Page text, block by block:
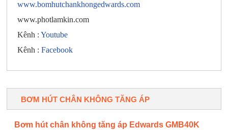
www.bomhutchankhongedwards.com
www.photlamkin.com
Kênh :Youtube
Kênh :Facebook
BƠM HÚT CHÂN KHÔNG TĂNG ÁP
Bơm hút chân không tăng áp Edwards GMB40K